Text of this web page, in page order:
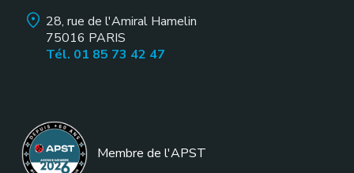
28, rue de l'Amiral Hamelin
75016 PARIS
Tél. 01 85 73 42 47
Membre de l'APST